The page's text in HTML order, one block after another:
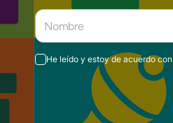
He leído y estoy de acuerdo con